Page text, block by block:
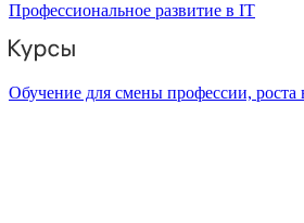
Профессиональное развитие в IT
Обучение для смены профессии, роста